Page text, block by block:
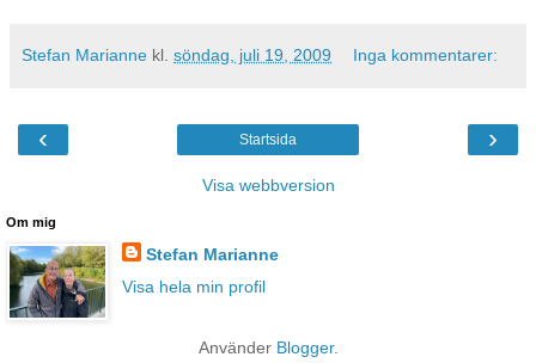
Stefan Marianne kl. söndag, juli 19, 2009 Inga kommentarer:
‹ ›
Startsida
Visa webbversion
Om mig
Stefan Marianne
Visa hela min profil
Använder Blogger.